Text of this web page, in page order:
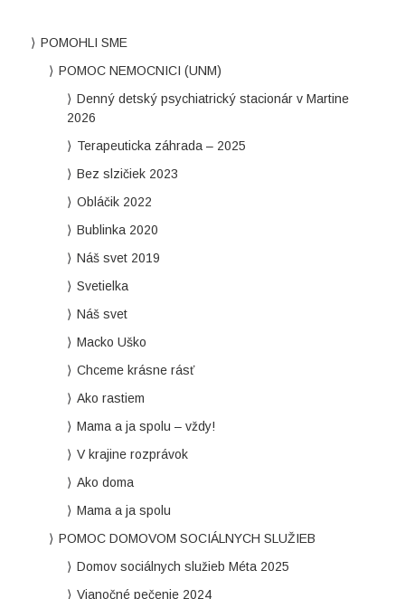
POMOHLI SME
POMOC NEMOCNICI (UNM)
Denný detský psychiatrický stacionár v Martine
2026
Terapeuticka záhrada – 2025
Bez slzičiek 2023
Obláčik 2022
Bublinka 2020
Náš svet 2019
Svetielka
Náš svet
Macko Uško
Chceme krásne rásť
Ako rastiem
Mama a ja spolu – vždy!
V krajine rozprávok
Ako doma
Mama a ja spolu
POMOC DOMOVOM SOCIÁLNYCH SLUŽIEB
Domov sociálnych služieb Méta 2025
Vianočné pečenie 2024